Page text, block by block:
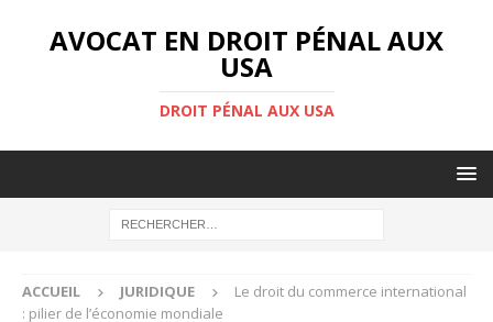
AVOCAT EN DROIT PÉNAL AUX
USA
DROIT PÉNAL AUX USA
ACCUEIL JURIDIQUE
Le droit du commerce international
: pilier de l’économie mondiale